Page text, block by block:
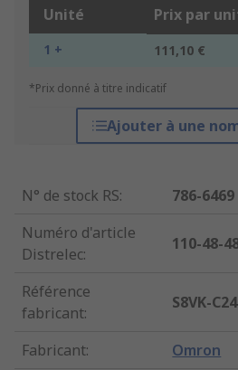
Unité Prix par
1 + 111,10 €
*Prix donné à titre indicatif
Ajouter à une
N° de stock RS:
786-6469
Numéro d'article
Distrelec:
110-48-
Référence
fabricant:
S8VK-
Fabricant: Omron